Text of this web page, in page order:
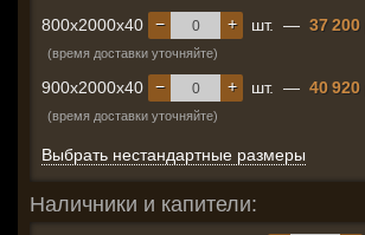
800x2000x40 +
− шт. — 37 200
(время доставки уточняйте)
900x2000x40 +
− шт. — 40 920
(время доставки уточняйте)
Выбрать нестандартные размеры
Наличники и капители: